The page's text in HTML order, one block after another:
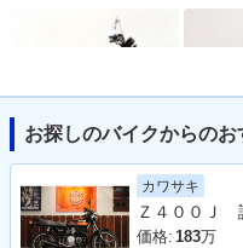
新登場
お探しのバイクからのお
カワサキ
価格: 183万